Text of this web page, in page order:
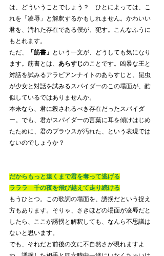
は、どういうことでしょう？　ひとによっては、こ
れを「凌辱」と解釈するかもしれません。かわいい
君を、汚れた存在である僕が、犯す。こんなふうに
もとれます。
ただ、
「筋書」
という一文が、どうしても気になり
ます。筋書とは、 あらすじのことです。凶暴な王と
対話を試みるアラビアンナイトのあらすじと、昆虫
が少女と対話を試みるスパイダーのこの場面が、酷
似しているではありませんか。
本来なら、君に殺されるべき存在だったスパイダ
ー。でも、君がスパイダーの言葉に耳を傾けはじめ
たために、君のブラウスが汚れた、という表現では
ないのでしょうか？
だからもっと遠くまで君を奪って逃げる
ラララ　千の夜を飛び越えて走り続ける
もうひとつ。この歌詞の場面を、誘拐だという捉え
方もあります。そりゃ、さきほどの場面が凌辱だと
したら、ここが誘拐と解釈しても、なんら不思議は
ないと思います。
でも、それだと前後の文に不自然さが現れますよ